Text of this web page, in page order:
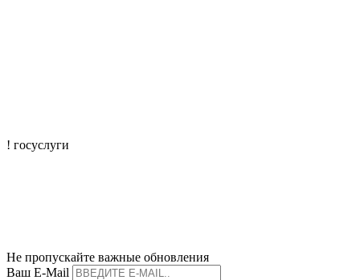
! госуслуги
Не пропускайте важные обновления
Ваш E-Mail